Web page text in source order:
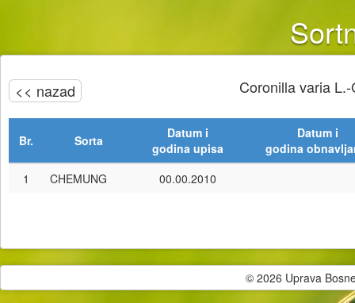
<< nazad Coronilla varia
Br. Sorta
Datum i
godina upisa
Datum i
godina
1
CHEMUNG 00.00.2010
© 2026 Uprava